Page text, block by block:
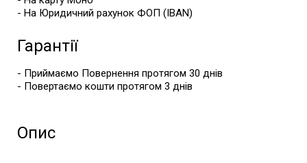
- На Юридичний рахунок ФОП (IBAN)
Гарантії
- Приймаємо Повернення протягом 30 днів
- Повертаємо кошти протягом 3 днів
Опис